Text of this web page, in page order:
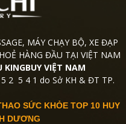
MÁY CHẠY BỘ, XE ĐẠP
HÀNG ĐẦU TẠI VIỆT NAM
KINGBUY VIỆT NAM
2 5 4 1 do Sở KH & ĐT TP.
SỨC KHỎE TOP 10 HUY
DƯƠNG